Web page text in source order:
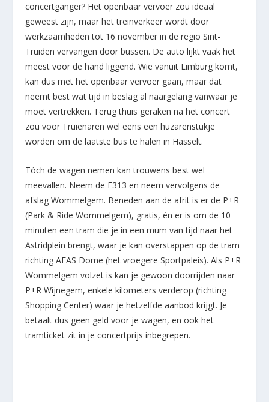
concertganger? Het openbaar vervoer zou ideaal
geweest zijn, maar het treinverkeer wordt door
werkzaamheden tot 16 november in de regio Sint-
Truiden vervangen door bussen. De auto lijkt vaak het
meest voor de hand liggend. Wie vanuit Limburg komt,
kan dus met het openbaar vervoer gaan, maar dat
neemt best wat tijd in beslag al naargelang vanwaar je
moet vertrekken. Terug thuis geraken na het concert
zou voor Truienaren wel eens een huzarenstukje
worden om de laatste bus te halen in Hasselt.
Tóch de wagen nemen kan trouwens best wel
meevallen. Neem de E313 en neem vervolgens de
afslag Wommelgem. Beneden aan de afrit is er de P+R
(Park & Ride Wommelgem), gratis, én er is om de 10
minuten een tram die je in een mum van tijd naar het
Astridplein brengt, waar je kan overstappen op de tram
richting AFAS Dome (het vroegere Sportpaleis). Als P+R
Wommelgem volzet is kan je gewoon doorrijden naar
P+R Wijnegem, enkele kilometers verderop (richting
Shopping Center) waar je hetzelfde aanbod krijgt. Je
betaalt dus geen geld voor je wagen, en ook het
tramticket zit in je concertprijs inbegrepen.